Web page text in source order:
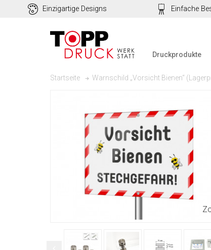
Einzigartige Designs Einfache
Druckprodukte
Startseite Warnschild „Vorsicht Bienen“